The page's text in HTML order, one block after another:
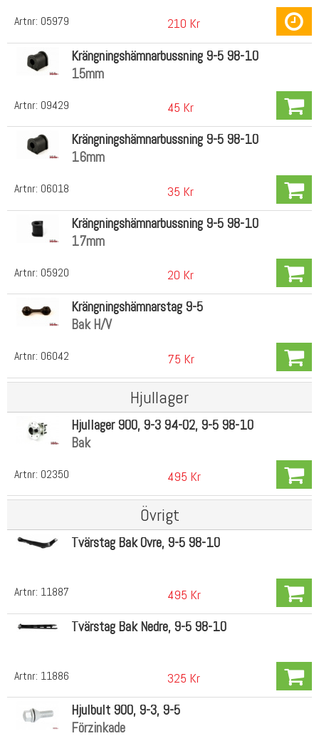
Artnr: 05979 210 Kr
Artnr: 09429
Krängningshämnarbussning 9-5 98-10
15mm
45 Kr
Artnr: 06018
Krängningshämnarbussning 9-5 98-10
16mm
35 Kr
Artnr: 05920
Krängningshämnarbussning 9-5 98-10
17mm
20 Kr
Artnr: 06042
Krängningshämnarstag 9-5
Bak H/V
75 Kr
Hjullager
Artnr: 02350
Hjullager 900, 9-3 94-02, 9-5 98-10
Bak
495 Kr
Övrigt
Artnr: 11887
Tvärstag Bak Övre, 9-5 98-10
495 Kr
Artnr: 11886
Tvärstag Bak Nedre, 9-5 98-10
325 Kr
Hjulbult 900, 9-3, 9-5
Förzinkade